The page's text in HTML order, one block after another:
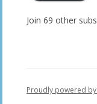
Join 69 other
Proudly powered